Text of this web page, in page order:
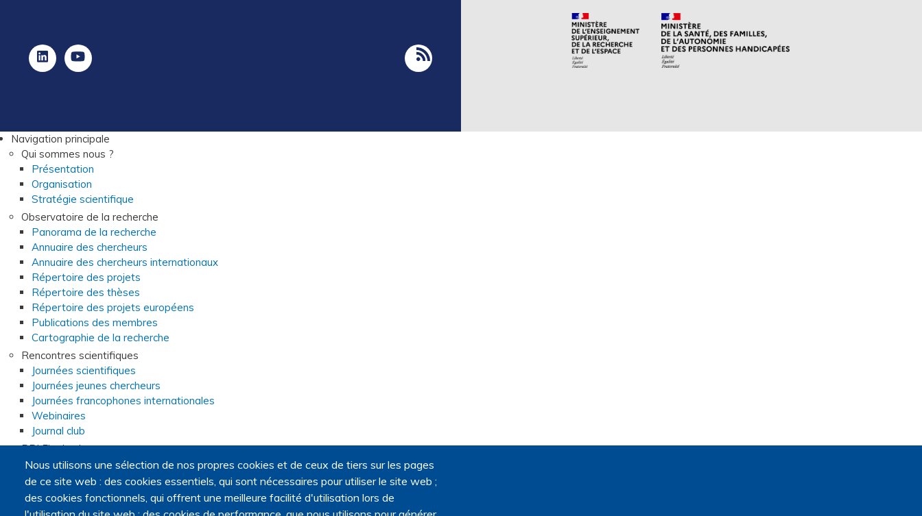
Nous utilisons une sélection de nos propres cookies et de ceux de tiers sur les pages
de ce site web : des cookies essentiels, qui sont nécessaires pour utiliser le site web ;
des cookies fonctionnels, qui offrent une meilleure facilité d'utilisation lors de
Navigation principale
Qui sommes nous ?
Présentation
Organisation
Stratégie scientifique
Observatoire de la recherche
Panorama de la recherche
Annuaire des chercheurs
Annuaire des chercheurs internationaux
Répertoire des projets
Répertoire des thèses
Répertoire des projets européens
Publications des membres
Cartographie de la recherche
Rencontres scientifiques
Journées scientifiques
Journées jeunes chercheurs
Journées francophones internationales
Webinaires
Journal club
PRI Fin de vie
Programme de recherche interdisciplinaire sur la fin de vie
Appel à candidatures pour la constitution de consortia
Consortia
Webinaires du programme de recherche interdisciplinaire